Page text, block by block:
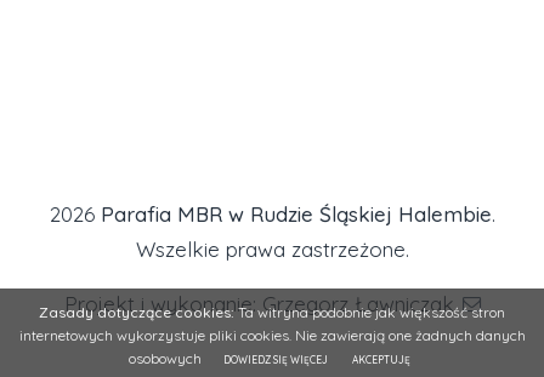
2026 Parafia MBR w Rudzie Śląskiej Halembie.
Wszelkie prawa zastrzeżone.
Projekt i wykonanie: Grzegorz Ławniczak
Zasady dotyczące cookies:Ta witryna podobnie jak większość stron
internetowych wykorzystuje pliki cookies. Nie zawierają one żadnych danych
osobowych
DOWIEDZ SIĘ WIĘCEJ AKCEPTUJĘ